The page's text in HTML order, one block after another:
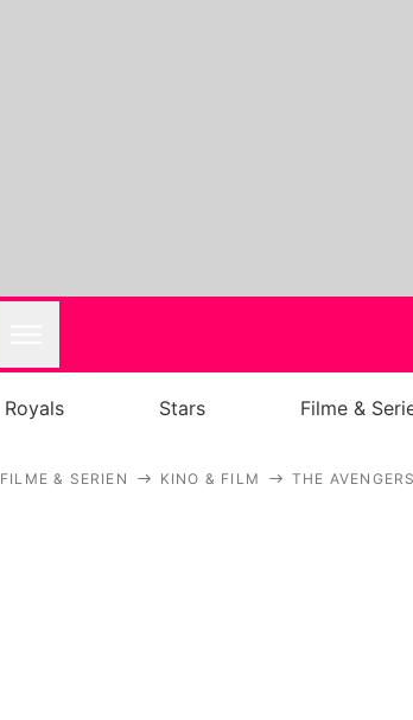
Royals Stars Filme &
FILME & SERIEN KINO & FILM THE AVENGERS